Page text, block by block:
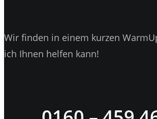
Wir finden in einem kurzen
ich Ihnen helfen kann!